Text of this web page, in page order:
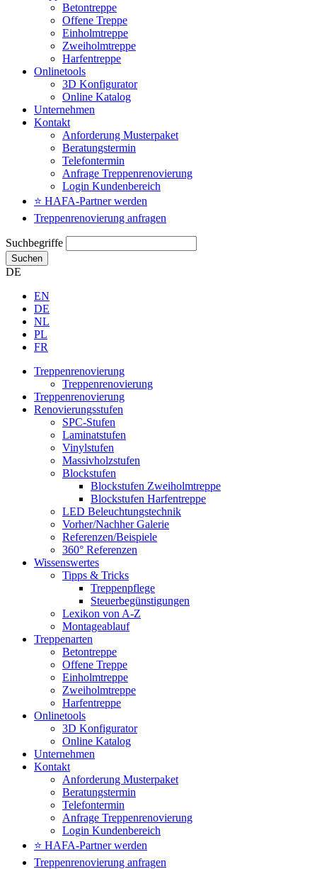
Betontreppe
Offene Treppe
Einholmtreppe
Zweiholmtreppe
Harfentreppe
Onlinetools
3D Konfigurator
Online Katalog
Unternehmen
Kontakt
Anforderung Musterpaket
Beratungstermin
Telefontermin
Anfrage Treppenrenovierung
Login Kundenbereich
⭐ HAFA-Partner werden
Treppenrenovierung anfragen
Suchbegriffe
Suchen
DE
EN
DE
NL
PL
FR
Treppenrenovierung
Treppenrenovierung
Treppenrenovierung
Renovierungsstufen
SPC-Stufen
Laminatstufen
Vinylstufen
Massivholzstufen
Blockstufen
Blockstufen Zweiholmtreppe
Blockstufen Harfentreppe
LED Beleuchtungstechnik
Vorher/Nachher Galerie
Referenzen/Beispiele
360° Referenzen
Wissenswertes
Tipps & Tricks
Treppenpflege
Steuerbegünstigungen
Lexikon von A-Z
Montageablauf
Treppenarten
Betontreppe
Offene Treppe
Einholmtreppe
Zweiholmtreppe
Harfentreppe
Onlinetools
3D Konfigurator
Online Katalog
Unternehmen
Kontakt
Anforderung Musterpaket
Beratungstermin
Telefontermin
Anfrage Treppenrenovierung
Login Kundenbereich
⭐ HAFA-Partner werden
Treppenrenovierung anfragen